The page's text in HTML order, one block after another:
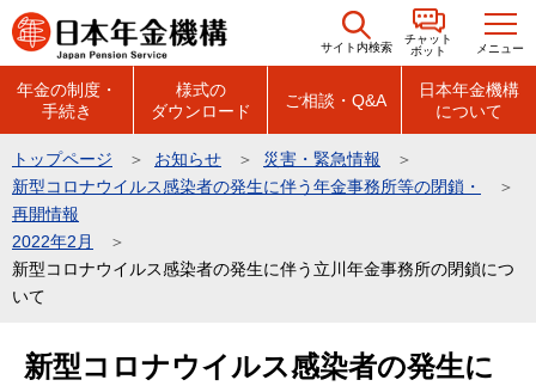
こ
の
の
先
頭
で
す
サイト内検索
チャット
ボット
メニュー
年金の制度・
手続き
様式の
ダウンロード
ご相談・Q&A
日本年金機構
について
トップページ お知らせ
災害・緊急情報
新型コロナウイルス感染者の発生に伴う年金事務所等の閉鎖・
再開情報
2022年2月
新型コロナウイルス感染者の発生に伴う立川年金事務所の閉鎖につ
いて
新型コロナウイルス感染者の発生に